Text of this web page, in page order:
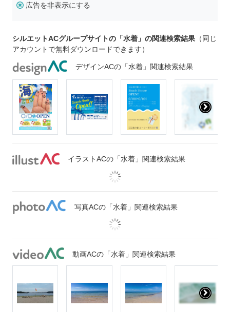
広告を非表示にする
シルエットACグループサイトの「水着」の関連検索結果 （同じ
アカウントで無料ダウンロードできます）
デザインACの「水着」関連検索結果
イラストACの「水着」関連検索結果
写真ACの「水着」関連検索結果
動画ACの「水着」関連検索結果